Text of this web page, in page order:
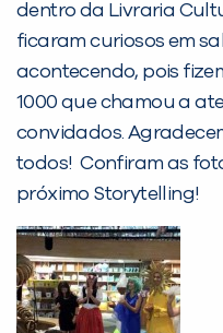
dentro da Livraria
ficaram curiosos em
acontecendo, pois
1000 que chamou a
convidados.
todos! Confiram as
próximo Storytelling!
Preencha com
já vamos te